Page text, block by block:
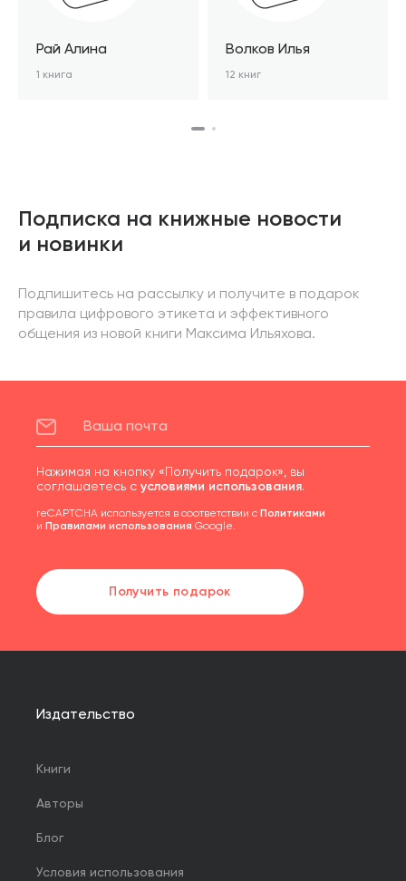
Рай Алина
1 книга
Волков Илья
12 книг
Подписка на книжные новости
и новинки
Подпишитесь на рассылку и получите в подарок
правила цифрового этикета и эффективного
общения из новой книги Максима Ильяхова.
Нажимая на кнопку «Получить подарок», вы
соглашаетесь с условиями использования.
reCAPTCHA используется в соответствии с Политиками
и Правилами использования Google.
Получить подарок
Издательство
Книги
Авторы
Блог
Условия использования